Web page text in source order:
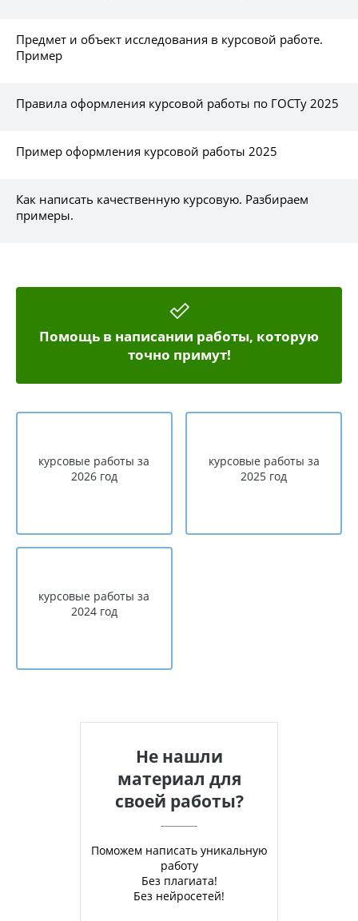
Предмет и объект исследования в курсовой работе.
Пример
Правила оформления курсовой работы по ГОСТу 2025
Пример оформления курсовой работы 2025
Как написать качественную курсовую. Разбираем
примеры.
Помощь в написании работы, которую
точно примут!
курсовые работы за
2026 год
курсовые работы за
2025 год
курсовые работы за
2024 год
Не нашли
материал для
своей работы?
Поможем написать уникальную
работу
Без плагиата!
Без нейросетей!